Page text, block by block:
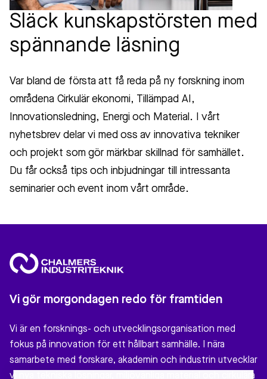
Släck kunskapstörsten med
spännande läsning
Var bland de första att få reda på ny forskning inom
områdena Cirkulär ekonomi, Tillämpad AI,
Innovationsledning, Energi och Material. I vårt
nyhetsbrev delar vi med oss av innovativa tekniker
och projekt som gör märkbar skillnad för samhället.
Du får också tips och inbjudningar till intressanta
seminarier och event inom vårt område.
Vi gör morgondagen redo för framtiden
Vi är en forsknings- och utvecklingsorganisation med
fokus på innovation för ett hållbart samhälle. I nära
samarbete med forskare, akademin och industrin utvecklar
vi nya tekniska lösningar, miljövänliga material och cirkulära